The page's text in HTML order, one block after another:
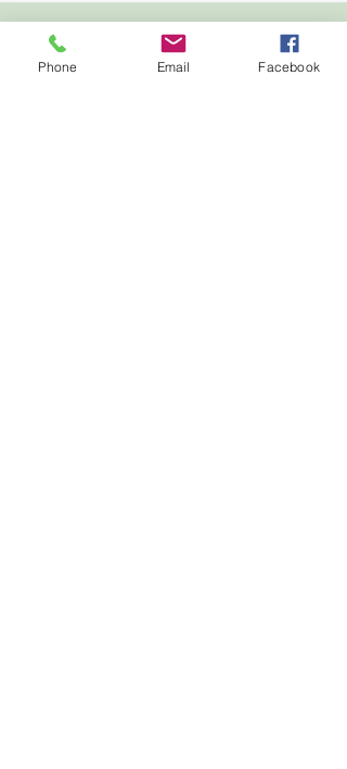
InfosPhone Email Facebook